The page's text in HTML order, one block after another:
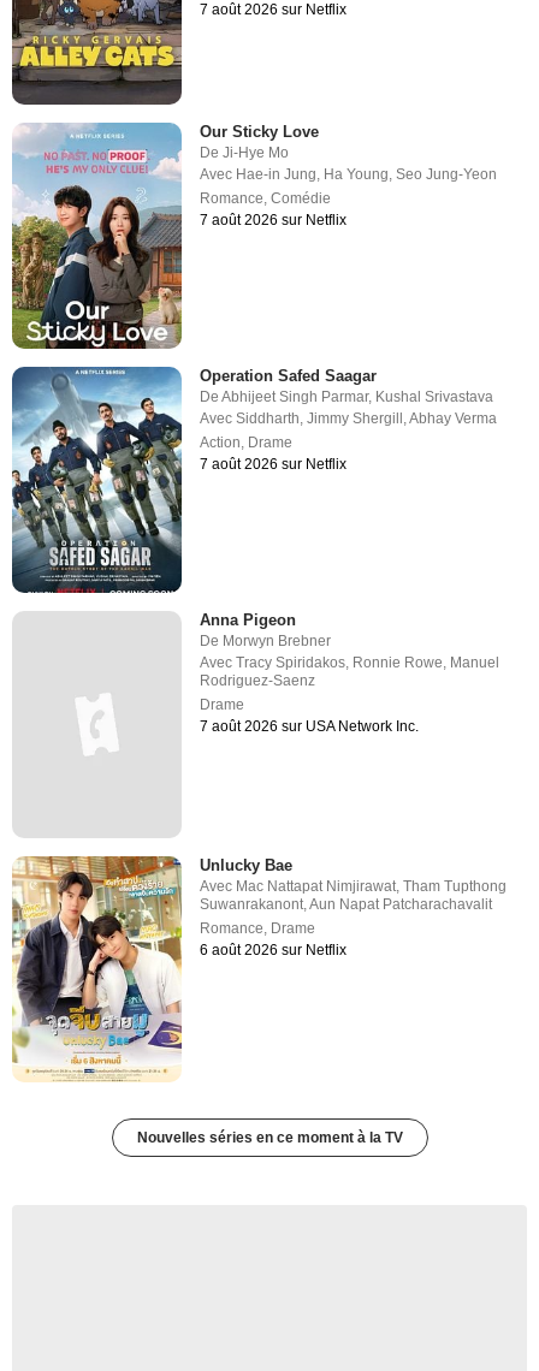
7 août 2026 sur Netflix
Our Sticky Love
DeJi-Hye Mo
Avec Hae-in Jung Ha Young ,Seo Jung-Yeon
Romance ,Comédie
7 août 2026 sur Netflix
Operation Safed Saagar
DeAbhijeet Singh Parmar, Kushal Srivastava
AvecSiddharth,Jimmy Shergill ,Abhay Verma
Action, Drame
7 août 2026 sur Netflix
Anna Pigeon
De Morwyn Brebner
AvecTracy Spiridakos, Ronnie Rowe, Manuel
Rodriguez-Saenz
Drame
7 août 2026 sur USA Network Inc.
Unlucky Bae
Avec Mac Nattapat Nimjirawat ,Tham Tupthong
Suwanrakanont ,Aun Napat Patcharachavalit
Romance Drame
6 août 2026 sur Netflix
Nouvelles séries en ce moment à la TV